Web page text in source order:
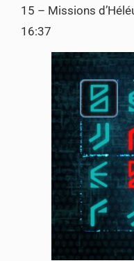
15 – Missions
16:37